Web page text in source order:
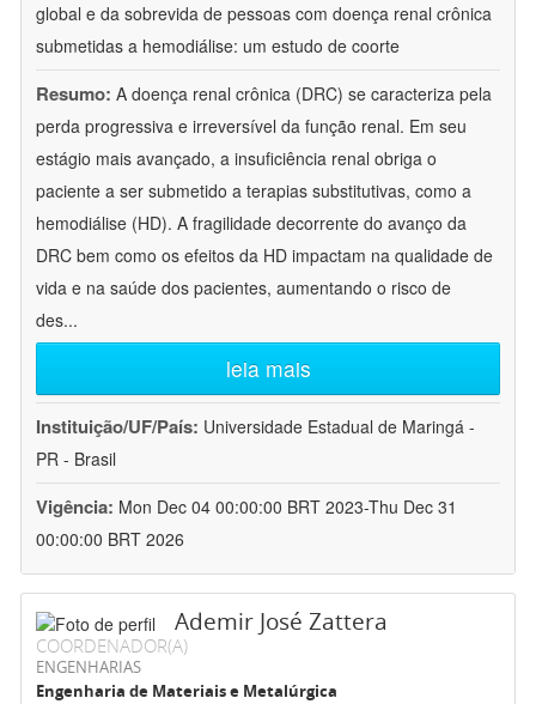
global e da sobrevida de pessoas com doença renal crônica
submetidas a hemodiálise: um estudo de coorte
Resumo: A doença renal crônica (DRC) se caracteriza pela
perda progressiva e irreversível da função renal. Em seu
estágio mais avançado, a insuficiência renal obriga o
paciente a ser submetido a terapias substitutivas, como a
hemodiálise (HD). A fragilidade decorrente do avanço da
DRC bem como os efeitos da HD impactam na qualidade de
vida e na saúde dos pacientes, aumentando o risco de
des...
leia mais
Instituição/UF/País: Universidade Estadual de Maringá -
PR - Brasil
Vigência: Mon Dec 04 00:00:00 BRT 2023-Thu Dec 31
00:00:00 BRT 2026
Ademir José Zattera
COORDENADOR(A)
ENGENHARIAS
Engenharia de Materiais e Metalúrgica